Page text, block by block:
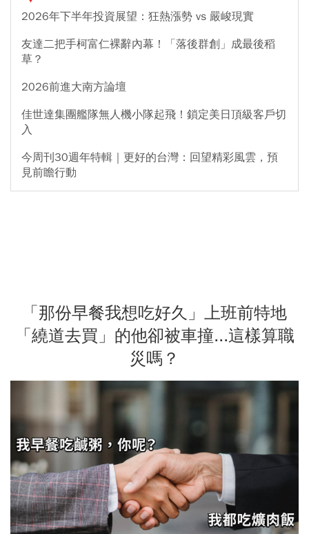
2026年下半年投資展望：狂熱漲勢 vs 嚴峻現實
友達二把手柯富仁裸辭內幕！「落後群創」成最後稻
草？
2026前進大南方論壇
佳世達集團艦隊無人機小隊起飛！鎖定美日頂級客戶切
入
今周刊30週年特輯｜更好的台灣：回望精彩風雲，預
見前瞻行動
「那份早餐我想吃好久」上班前特地
「繞道去買」的他卻被車撞...這樣算職
災嗎？